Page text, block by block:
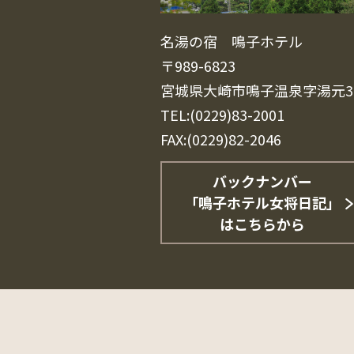
名湯の宿 鳴子ホテル
〒989-6823
宮城県大崎市鳴子温泉字湯元
TEL:(0229)83-2001
FAX:(0229)82-2046
バックナンバー
「鳴子ホテル女将日記」
はこちらから